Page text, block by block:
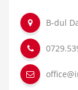
B-dul